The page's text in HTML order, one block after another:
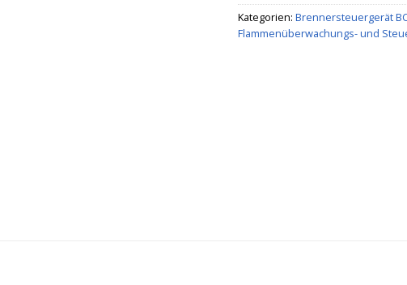
Kategorien: Brennersteuergerät
Flammenüberwachungs- und